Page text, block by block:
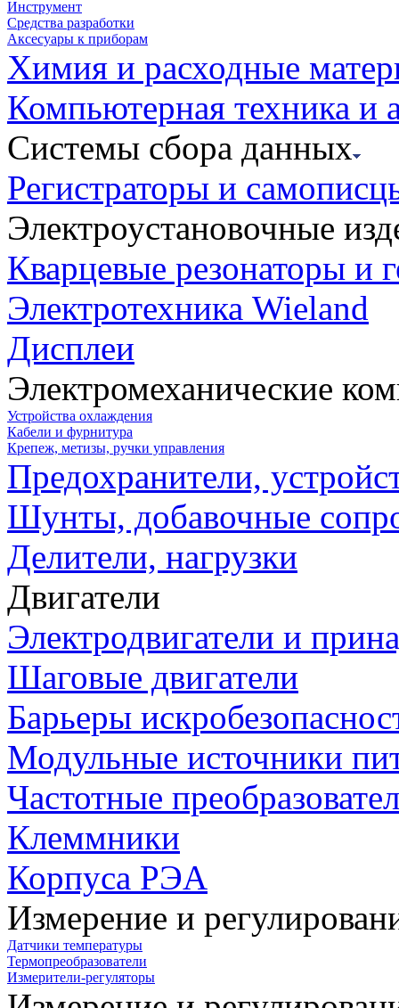
Инструмент
Средства разработки
Аксесуары к приборам
Химия и расходные
Компьютерная техника и
Системы сбора данных
Регистраторы и
Электроустановочные
Кварцевые резонаторы и
Электротехника Wieland
Дисплеи
Электромеханические
Устройства охлаждения
Кабели и фурнитура
Крепеж, метизы, ручки управления
Предохранители,
Шунты, добавочные
Делители, нагрузки
Двигатели
Электродвигатели и
Шаговые двигатели
Барьеры
Модульные источники
Частотные
Клеммники
Корпуса РЭА
Измерение и
Датчики температуры
Термопреобразователи
Измерители-регуляторы